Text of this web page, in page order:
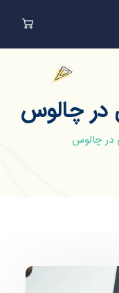
در چالوس
در چالوس